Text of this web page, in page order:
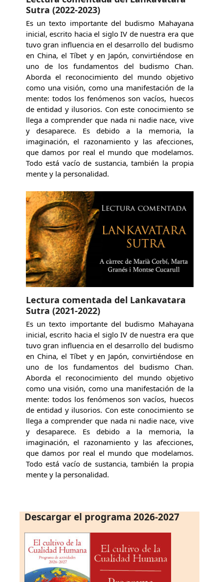
Sutra (2022-2023)
Es un texto importante del budismo Mahayana
inicial, escrito hacia el siglo IV de nuestra era que
tuvo gran influencia en el desarrollo del budismo
en China, el Tíbet y en Japón, convirtiéndose en
uno de los fundamentos del budismo Chan.
Aborda el reconocimiento del mundo objetivo
como una visión, como una manifestación de la
mente: todos los fenómenos son vacíos, huecos
de entidad y ilusorios. Con este conocimiento se
llega a comprender que nada ni nadie nace, vive
y desaparece. Es debido a la memoria, la
imaginación, el razonamiento y las afecciones,
que damos por real el mundo que modelamos.
Todo está vacío de sustancia, también la propia
mente y la personalidad.
Lectura comentada del Lankavatara
Sutra (2021-2022)
Es un texto importante del budismo Mahayana
inicial, escrito hacia el siglo IV de nuestra era que
tuvo gran influencia en el desarrollo del budismo
en China, el Tíbet y en Japón, convirtiéndose en
uno de los fundamentos del budismo Chan.
Aborda el reconocimiento del mundo objetivo
como una visión, como una manifestación de la
mente: todos los fenómenos son vacíos, huecos
de entidad y ilusorios. Con este conocimiento se
llega a comprender que nada ni nadie nace, vive
y desaparece. Es debido a la memoria, la
imaginación, el razonamiento y las afecciones,
que damos por real el mundo que modelamos.
Todo está vacío de sustancia, también la propia
mente y la personalidad.
Descargar el programa 2026-2027